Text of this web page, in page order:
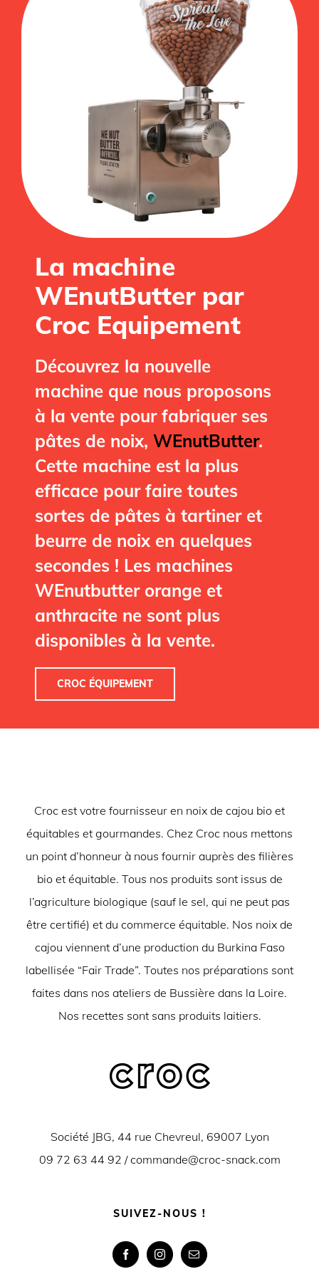
La machine
WEnutButter par
Croc Equipement
Découvrez la nouvelle
machine que nous proposons
à la vente pour fabriquer ses
pâtes de noix,WEnutButter.
Cette machine est la plus
efficace pour faire toutes
sortes de pâtes à tartiner et
beurre de noix en quelques
secondes ! Les machines
WEnutbutter orange et
anthracite ne sont plus
disponibles à la vente.
CROC ÉQUIPEMENT
Croc est votre fournisseur en noix de cajou bio et
équitables et gourmandes. Chez Croc nous mettons
un point d’honneur à nous fournir auprès des filières
bio et équitable. Tous nos produits sont issus de
l’agriculture biologique (sauf le sel, qui ne peut pas
être certifié) et du commerce équitable. Nos noix de
cajou viennent d’une production du Burkina Faso
labellisée “Fair Trade”. Toutes nos préparations sont
faites dans nos ateliers de Bussière dans la Loire.
Nos recettes sont sans produits laitiers.
Société JBG, 44 rue Chevreul, 69007 Lyon
09 72 63 44 92 /commande@croc-snack.com
SUIVEZ-NOUS !